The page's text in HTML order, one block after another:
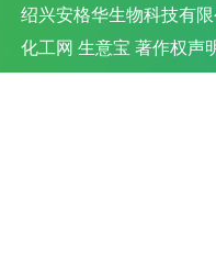
绍兴安格华生物科技有
化工网 生意宝 著作权声